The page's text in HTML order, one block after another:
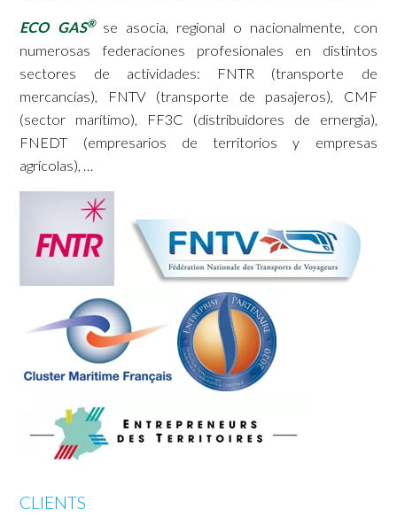
ECO GAS® se asocia, regional o nacionalmente, con
numerosas federaciones profesionales en distintos
sectores de actividades: FNTR (transporte de
mercancías), FNTV (transporte de pasajeros), CMF
(sector marítimo), FF3C (distribuidores de ernergia),
FNEDT (empresarios de territorios y empresas
agrícolas), …
CLIENTS